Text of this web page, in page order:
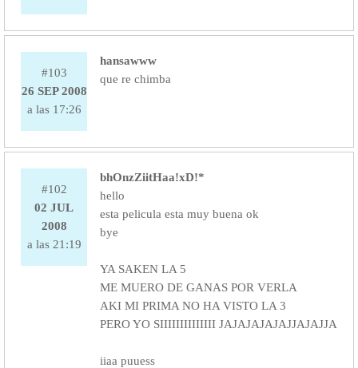
#103
26 SEP 2008
a las 17:26
hansawww
que re chimba
#102
02 JUL
2008
a las 21:19
bhOnzZiitHaa!xD!*
hello
esta pelicula esta muy buena ok
bye
YA SAKEN LA 5
ME MUERO DE GANAS POR VERLA
AKI MI PRIMA NO HA VISTO LA 3
PERO YO SIIIIIIIIIIIIII JAJAJAJAJAJJAJAJJA
iiaa puuess